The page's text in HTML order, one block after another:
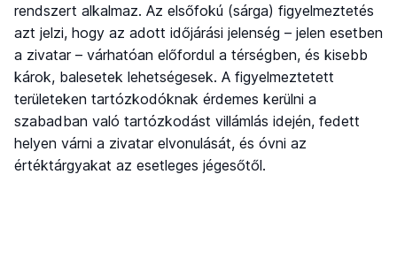
rendszert alkalmaz. Az elsőfokú (sárga) figyelmeztetés
azt jelzi, hogy az adott időjárási jelenség – jelen esetben
a zivatar – várhatóan előfordul a térségben, és kisebb
károk, balesetek lehetségesek. A figyelmeztetett
területeken tartózkodóknak érdemes kerülni a
szabadban való tartózkodást villámlás idején, fedett
helyen várni a zivatar elvonulását, és óvni az
értéktárgyakat az esetleges jégesőtől.